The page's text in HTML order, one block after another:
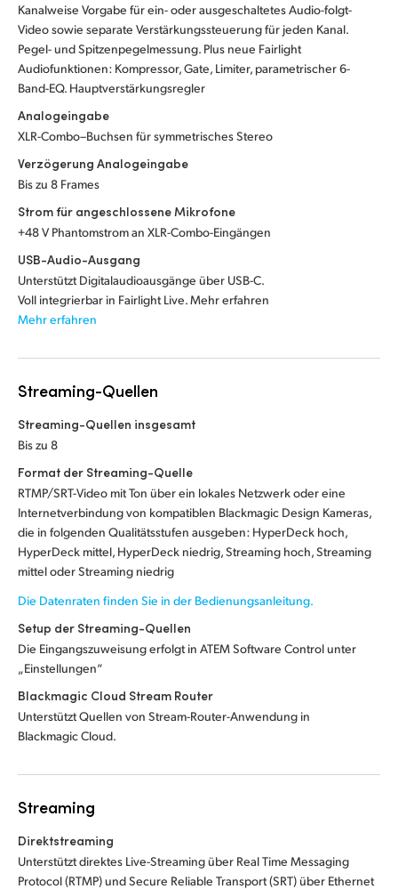
Kanalweise Vorgabe für ein- oder ausgeschaltetes Audio-folgt-
Video sowie separate Verstärkungssteuerung für jeden Kanal.
Pegel- und Spitzenpegelmessung. Plus neue Fairlight
Audiofunktionen: Kompressor, Gate, Limiter, parametrischer 6-
Band-EQ. Hauptverstärkungsregler
Analogeingabe
XLR-Combo–Buchsen für symmetrisches Stereo
Verzögerung Analogeingabe
Bis zu 8 Frames
Strom für angeschlossene Mikrofone
+48 V Phantomstrom an XLR-Combo-Eingängen
USB-Audio-Ausgang
Unterstützt Digitalaudioausgänge über USB-C.
Voll integrierbar in Fairlight Live. Mehr erfahren
Mehr erfahren
Streaming-Quellen
Streaming-Quellen insgesamt
Bis zu 8
Format der Streaming-Quelle
RTMP/SRT-Video mit Ton über ein lokales Netzwerk oder eine
Internetverbindung von kompatiblen Blackmagic Design Kameras,
die in folgenden Qualitätsstufen ausgeben: HyperDeck hoch,
HyperDeck mittel, HyperDeck niedrig, Streaming hoch, Streaming
mittel oder Streaming niedrig
Die Datenraten finden Sie in der Bedienungsanleitung.
Setup der Streaming-Quellen
Die Eingangszuweisung erfolgt in ATEM Software Control unter
„Einstellungen“
Blackmagic Cloud Stream Router
Unterstützt Quellen von Stream-Router-Anwendung in
Blackmagic Cloud.
Streaming
Direktstreaming
Unterstützt direktes Live-Streaming über Real Time Messaging
Protocol (RTMP) und Secure Reliable Transport (SRT) über Ethernet